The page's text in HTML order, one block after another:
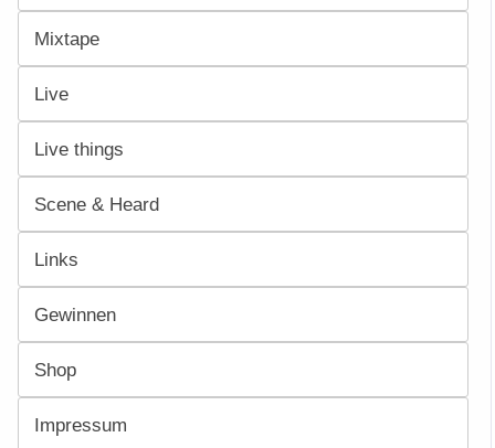
Mixtape
Live
Live things
Scene & Heard
Links
Gewinnen
Shop
Impressum